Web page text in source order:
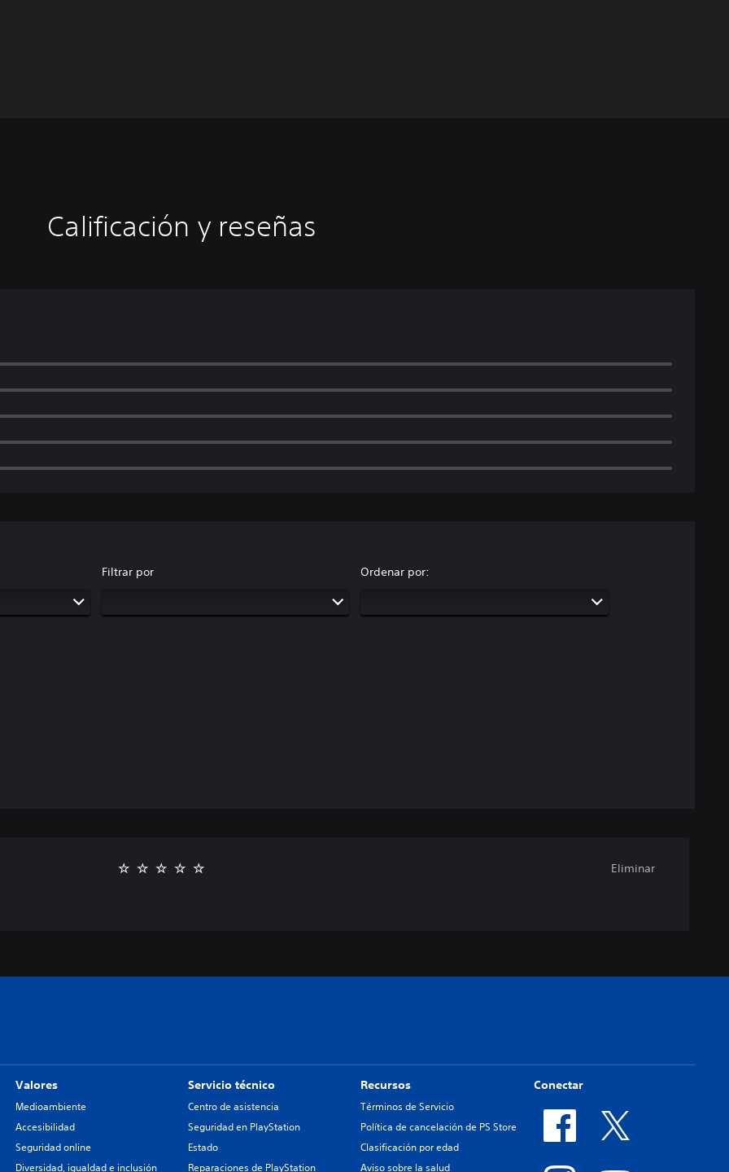
Calificación y reseñas
Filtrar por Ordenar por:
Eliminar
Valores
Medioambiente
Accesibilidad
Seguridad online
Diversidad, igualdad e inclusión
Servicio técnico
Centro de asistencia
Seguridad en PlayStation
Estado
Reparaciones de PlayStation
Recursos
Términos de Servicio
Política de cancelación de PS Store
Clasificación por edad
Aviso sobre la salud
Conectar